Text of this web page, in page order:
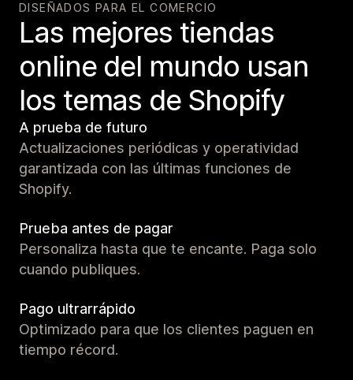
DISEÑADOS PARA EL COMERCIO
Las mejores tiendas
online del mundo usan
los temas de Shopify
A prueba de futuro
Actualizaciones periódicas y operatividad
garantizada con las últimas funciones de
Shopify.
Prueba antes de pagar
Personaliza hasta que te encante. Paga solo
cuando publiques.
Pago ultrarrápido
Optimizado para que los clientes paguen en
tiempo récord.